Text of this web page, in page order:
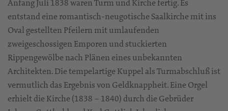
Anfang Juli 1838 waren Turm und Kirche fertig. Es
entstand eine romantisch-neugotische Saalkirche mit ins
Oval gestellten Pfeilern mit umlaufenden
zweigeschossigen Emporen und stuckierten
Rippengewölbe nach Plänen eines unbekannten
Architekten. Die tempelartige Kuppel als Turmabschluß ist
vermutlich das Ergebnis von Geldknappheit. Eine Orgel
erhielt die Kirche (1838 – 1840) durch die Gebrüder